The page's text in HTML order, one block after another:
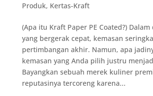
Produk, Kertas-Kraft
(Apa itu Kraft Paper PE Coated?)
yang bergerak cepat, kemasan
pertimbangan akhir. Namun, apa
kemasan yang Anda pilih justru
Bayangkan sebuah merek kuliner
reputasinya tercoreng karena...